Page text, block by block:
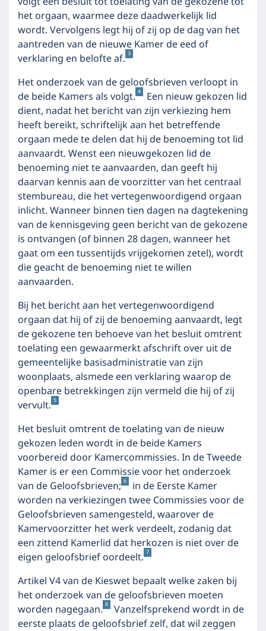
het orgaan, waarmee deze daadwerkelijk lid
wordt. Vervolgens legt hij of zij op de dag van het
aantreden van de nieuwe Kamer de eed of
verklaring en belofte af. 3
Het onderzoek van de geloofsbrieven verloopt in
de beide Kamers als volgt. 4
Een nieuw gekozen lid
dient, nadat het bericht van zijn verkiezing hem
heeft bereikt, schriftelijk aan het betreffende
orgaan mede te delen dat hij de benoeming tot lid
aanvaardt. Wenst een nieuwgekozen lid de
benoeming niet te aanvaarden, dan geeft hij
daarvan kennis aan de voorzitter van het centraal
stembureau, die het vertegenwoordigend orgaan
inlicht. Wanneer binnen tien dagen na dagtekening
van de kennisgeving geen bericht van de gekozene
is ontvangen (of binnen 28 dagen, wanneer het
gaat om een tussentijds vrijgekomen zetel), wordt
die geacht de benoeming niet te willen
aanvaarden.
Bij het bericht aan het vertegenwoordigend
orgaan dat hij of zij de benoeming aanvaardt, legt
de gekozene ten behoeve van het besluit omtrent
toelating een gewaarmerkt afschrift over uit de
gemeentelijke basisadministratie van zijn
woonplaats, alsmede een verklaring waarop de
openbare betrekkingen zijn vermeld die hij of zij
vervult. 5
Het besluit omtrent de toelating van de nieuw
gekozen leden wordt in de beide Kamers
voorbereid door Kamercommissies. In de Tweede
Kamer is er een Commissie voor het onderzoek
van de Geloofsbrieven; 6
in de Eerste Kamer
worden na verkiezingen twee Commissies voor de
Geloofsbrieven samengesteld, waarover de
Kamervoorzitter het werk verdeelt, zodanig dat
een zittend Kamerlid dat herkozen is niet over de
eigen geloofsbrief oordeelt. 7
Artikel V4 van de Kieswet bepaalt welke zaken bij
het onderzoek van de geloofsbrieven moeten
worden nagegaan. 8
Vanzelfsprekend wordt in de
eerste plaats de geloofsbrief zelf, dat wil zeggen